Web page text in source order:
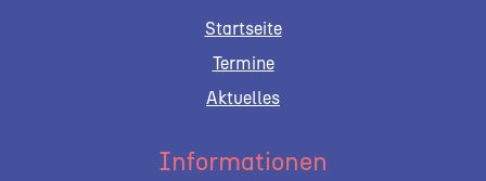
Startseite
Termine
Aktuelles
Informationen